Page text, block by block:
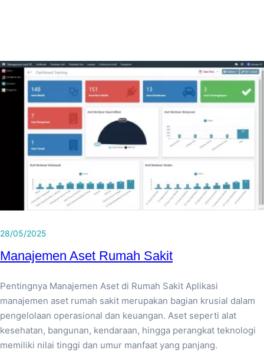
28/05/2025
Manajemen Aset Rumah Sakit
Pentingnya Manajemen Aset di Rumah Sakit Aplikasi
manajemen aset rumah sakit merupakan bagian krusial dalam
pengelolaan operasional dan keuangan. Aset seperti alat
kesehatan, bangunan, kendaraan, hingga perangkat teknologi
memiliki nilai tinggi dan umur manfaat yang panjang.